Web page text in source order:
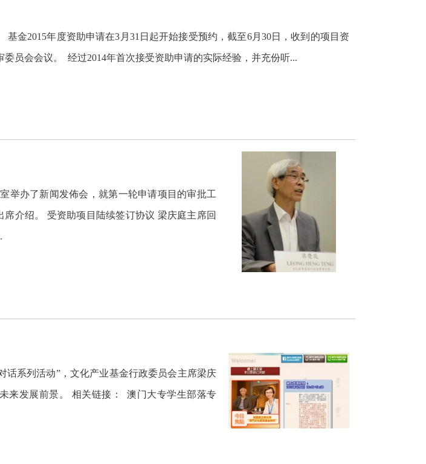
金2015年度资助申请在3月31日起开始接受预约，截至6月30日，收到的项目资
员会会议。 经过2014年首次接受资助申请的实际经验，并充份听...
举办了新闻发佈会，就第一轮申请项目的审批工
介绍。 受资助项目陆续签订协议 梁庆庭主席回
话系列活动”，文化产业基金行政委员会主席梁庆
来发展前景。 相关链接： 澳门大专学生部落专